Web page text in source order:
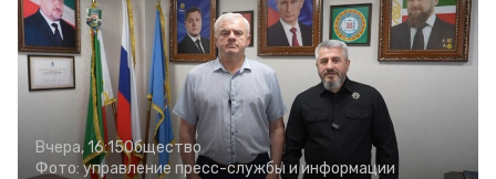
Вчера, 16:15Общество
Фото: управление пресс-службы и информации